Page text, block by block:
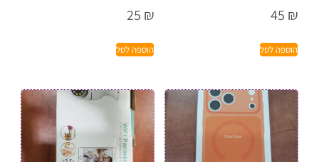
45 ₪
הוספה לסל
25 ₪
הוספה לסל